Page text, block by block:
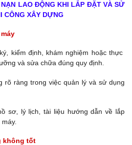
LAO ĐỘNG KHI LẮP ĐẶT VÀ SỬ
CÔNG XÂY DỰNG
kiểm định, khám nghiệm hoặc thực
và sửa chữa đúng quy định.
rõ ràng trong việc quản lý và sử dụng
sơ, lý lịch, tài liệu hướng dẫn về lắp
không tốt